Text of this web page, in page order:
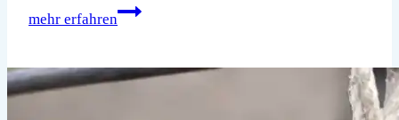
mehr erfahren
Gruppenstunde